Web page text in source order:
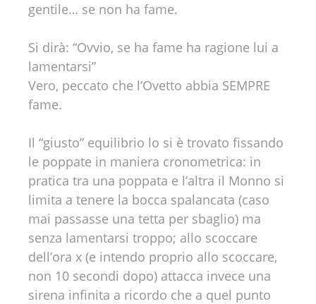
gentile… se non ha fame.
Si dirà: “Ovvio, se ha fame ha ragione lui a
lamentarsi”
Vero, peccato che l’Ovetto abbia SEMPRE
fame.
Il “giusto” equilibrio lo si è trovato fissando
le poppate in maniera cronometrica: in
pratica tra una poppata e l’altra il Monno si
limita a tenere la bocca spalancata (caso
mai passasse una tetta per sbaglio) ma
senza lamentarsi troppo; allo scoccare
dell’ora x (e intendo proprio allo scoccare,
non 10 secondi dopo) attacca invece una
sirena infinita a ricordo che a quel punto